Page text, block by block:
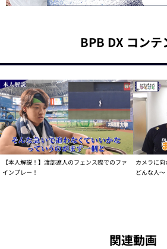
BPB DX コンテ
【本人解説！】渡部遼人のフェンス際でのファ
インプレー！
カメラに
どんな人～
関連動画